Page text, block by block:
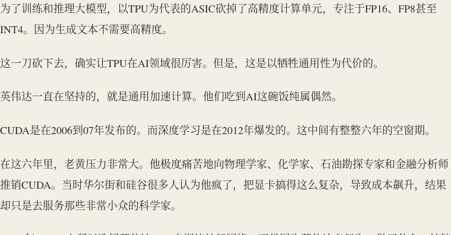
为了训练和推理大模型，以TPU为代表的ASIC砍掉了高精度计算单元，专注于FP16、FP8甚至
INT4。因为生成文本不需要高精度。
这一刀砍下去，确实让TPU在AI领域很厉害。但是，这是以牺牲通用性为代价的。
英伟达一直在坚持的，就是通用加速计算。他们吃到AI这碗饭纯属偶然。
CUDA是在2006到07年发布的。而深度学习是在2012年爆发的。这中间有整整六年的空窗期。
在这六年里，老黄压力非常大。他极度痛苦地向物理学家、化学家、石油勘探专家和金融分析师
推销CUDA。当时华尔街和硅谷很多人认为他疯了，把显卡搞得这么复杂，导致成本飙升，结果
却只是去服务那些非常小众的科学家。